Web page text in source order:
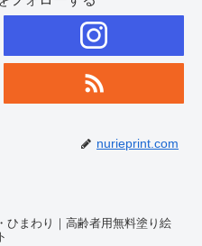
nurieprint.com
ひまわり｜高齢者用無料塗り絵